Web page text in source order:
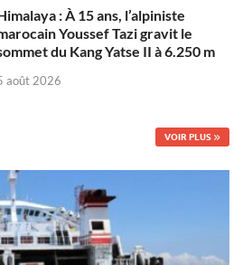
: À 15 ans, l’alpiniste
Youssef Tazi gravit le
du Kang Yatse II à 6.250 m
août 2026
VOIR PLUS